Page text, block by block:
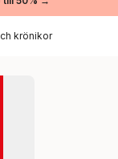
krönikor